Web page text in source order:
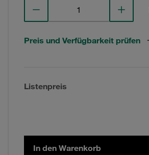
Preis und Verfügbarkeit prüfen
Listenpreis
In den Warenkorb